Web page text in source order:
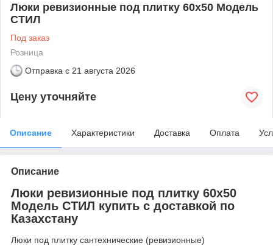
Люки ревизионные под плитку 60х50 Модель
СТИЛ
Под заказ
Розница
Отправка с 21 августа 2026
Цену уточняйте
Описание Характеристики Доставка Оплата
Описание
Люки ревизионные под плитку 60х50
Модель СТИЛ купить с доставкой по
Казахстану
Люки под плитку сантехнические (ревизионные)